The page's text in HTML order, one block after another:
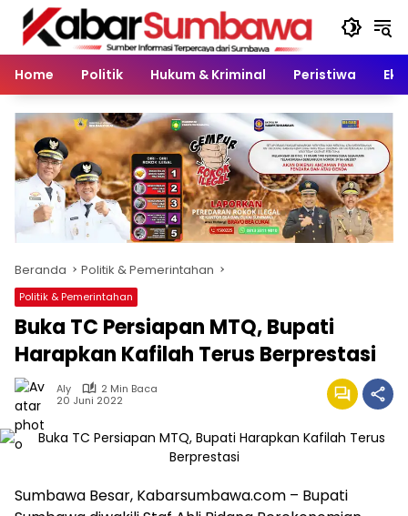
Langsung
konten
Home
Politik Hukum & Kriminal Peristiwa
Beranda Politik & Pemerintahan
Politik & Pemerintahan
Buka TC Persiapan MTQ, Bupati
Harapkan Kafilah Terus Berprestasi
Aly
2 Min Baca
20 Juni 2022
Sumbawa Besar, Kabarsumbawa.com – Bupati